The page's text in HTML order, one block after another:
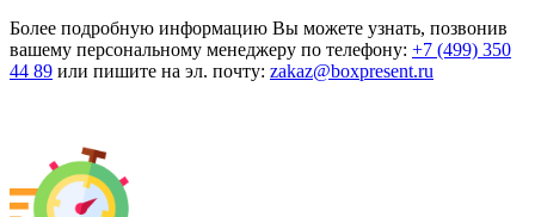
Более подробную информацию Вы можете узнать, позвонив
вашему персональному менеджеру по телефону: +7 (499) 350
44 89 или пишите на эл. почту: zakaz@boxpresent.ru